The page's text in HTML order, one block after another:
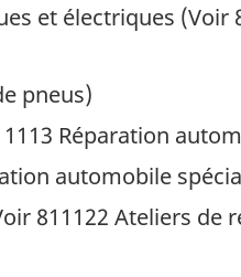
et électriques (Voir
pneus)
Réparation
automobile
811122 Ateliers de